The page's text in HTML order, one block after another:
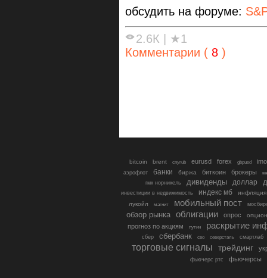
обсудить на форуме:
2.6К
★1
Комментарии ( 8 )
bitcoin brent cnyrub eurusd forex gbpusd
аэрофлот банки биржа биткоин брокеры
гмк норникель
дивиденды доллар
инвестиции в недвижимость индекс мб
инфляция
лукойл
магнит мобильный пост
обзор рынка облигации опрос
прогноз по акциям путин раскрытие
сбер сбербанк сво северсталь смартлаб
торговые сигналы трейдинг
фьючерс ртс фьючерсы